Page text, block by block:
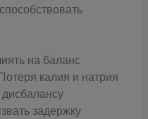
на баланс
калия и натрия
задержку